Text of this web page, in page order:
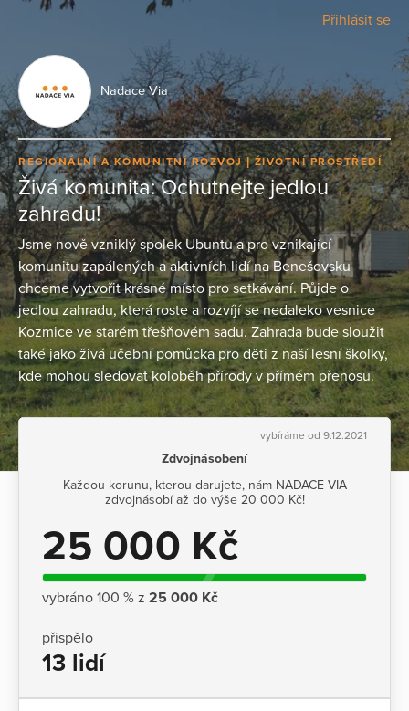
Přihlásit se
Nadace Via
REGIONÁLNÍ A KOMUNITNÍ ROZVOJ ŽIVOTNÍ PROSTŘEDÍ
Živá komunita: Ochutnejte jedlou
zahradu!
Jsme nově vzniklý spolek Ubuntu a pro vznikající
komunitu zapálených a aktivních lidí na Benešovsku
chceme vytvořit krásné místo pro setkávání. Půjde o
jedlou zahradu, která roste a rozvíjí se nedaleko vesnice
Kozmice ve starém třešňovém sadu. Zahrada bude sloužit
také jako živá učební pomůcka pro děti z naší lesní školky,
kde mohou sledovat koloběh přírody v přímém přenosu.
vybíráme od 9.12.2021
Zdvojnásobení
Každou korunu, kterou darujete, nám NADACE VIA
zdvojnásobí až do výše 20 000 Kč!
25 000 Kč
vybráno 100 % z 25 000 Kč
přispělo
13 lidí